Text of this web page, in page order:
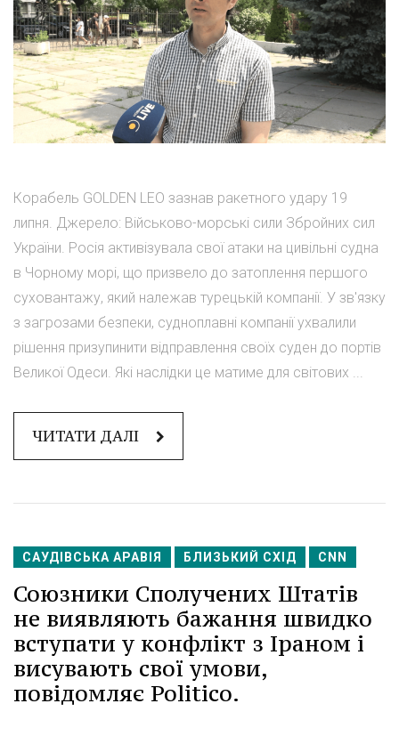
Корабель GOLDEN LEO зазнав ракетного удару 19
липня. Джерело: Військово-морські сили Збройних сил
України. Росія активізувала свої атаки на цивільні судна
в Чорному морі, що призвело до затоплення першого
суховантажу, який належав турецькій компанії. У зв'язку
з загрозами безпеки, судноплавні компанії ухвалили
рішення призупинити відправлення своїх суден до портів
Великої Одеси. Які наслідки це матиме для світових ...
ЧИТАТИ ДАЛІ
САУДІВСЬКА АРАВІЯ БЛИЗЬКИЙ СХІД CNN
Союзники Сполучених Штатів
не виявляють бажання швидко
вступати у конфлікт з Іраном і
висувають свої умови,
повідомляє Politico.